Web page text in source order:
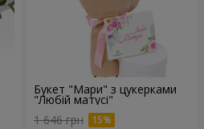
Букет "Мари" з цукерками
"Любій матусі"
1 646 грн